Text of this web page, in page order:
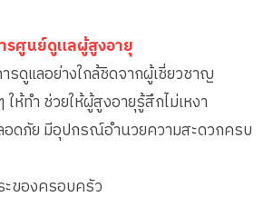
รศูนย์ดูแลผู้สูงอายุ
รดูแลอย่างใกล้ชิดจากผู้เชี่ยวชาญ
ห้ทำ ช่วยให้ผู้สูงอายุรู้สึกไม่เหงา
ดภัย มีอุปกรณ์อำนวยความสะดวกครบ
ะของครอบครัว